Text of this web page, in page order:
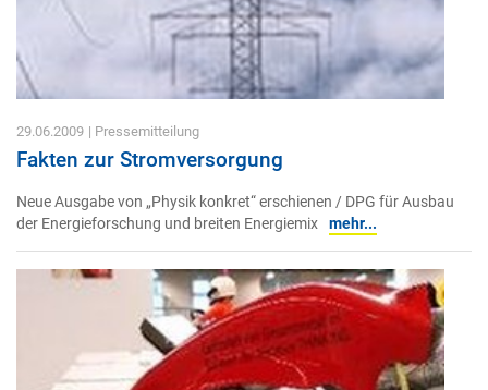
29.06.2009 | Pressemitteilung
Fakten zur Stromversorgung
Neue Ausgabe von „Physik konkret“ erschienen / DPG für Ausbau
der Energieforschung und breiten Energiemix mehr...